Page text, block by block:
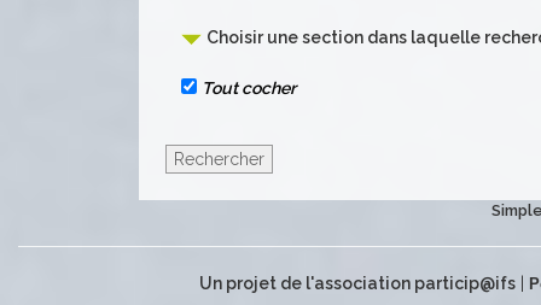
Choisir une section dans laquelle
Tout cocher
Un projet de l'association particip@ifs